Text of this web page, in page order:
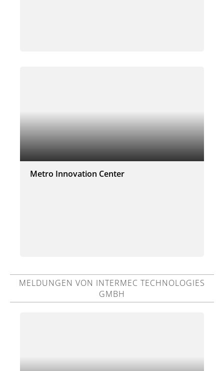
Metro Innovation Center
MELDUNGEN VON INTERMEC TECHNOLOGIES
GMBH